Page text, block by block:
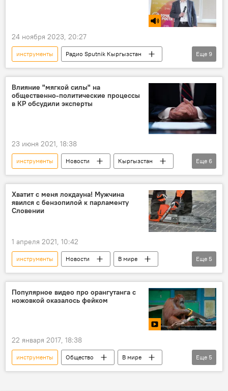
24 ноября 2023, 20:27
инструменты
Радио Sputnik Кыргызстан
Запад
Евразия
интеграция
информация
Особый акцент
Кыргызстан
разобщение
Еще 9
Влияние "мягкой силы" на
общественно-политические процессы
в КР обсудили эксперты
23 июня 2021, 18:38
инструменты Новости
Кыргызстан
Политика
геополитика
влияние
мягкая сила Мнение
Еще 6
Хватит с меня локдауна! Мужчина
явился с бензопилой к парламенту
Словении
1 апреля 2021, 10:42
инструменты Новости
В мире
Общество
Словения
парламент
локдаун
нарушители
Еще 5
Популярное видео про орангутанга с
ножовкой оказалось фейком
22 января 2017, 18:38
инструменты Общество
В мире
Мультимедиа
Видеоклуб
Еще 5